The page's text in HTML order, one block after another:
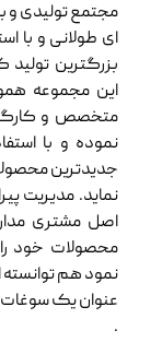
مجتمع تولیدی و
ای طولانی و با
بزرگترین
این مجموعه
متخصص و
نموده و با
جدیدترین
نماید. مدیریت
اصل مشتری
محصولات خود
نمود هم
عنوان یک سوغات
.